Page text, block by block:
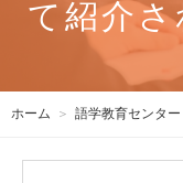
て紹介さ
ホーム 語学教育センター